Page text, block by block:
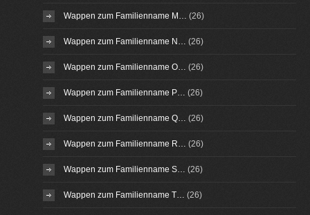
Wappen zum Familienname M… (26)
Wappen zum Familienname N… (26)
Wappen zum Familienname O… (26)
Wappen zum Familienname P… (26)
Wappen zum Familienname Q… (26)
Wappen zum Familienname R… (26)
Wappen zum Familienname S… (26)
Wappen zum Familienname T… (26)